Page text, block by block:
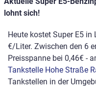
lohnt sich!
Heute kostet Super E5
€/Liter. Zwischen den 6
Preisspanne bei 0,46€ -
Tankstelle Hohe Straße
Tankstellen in der